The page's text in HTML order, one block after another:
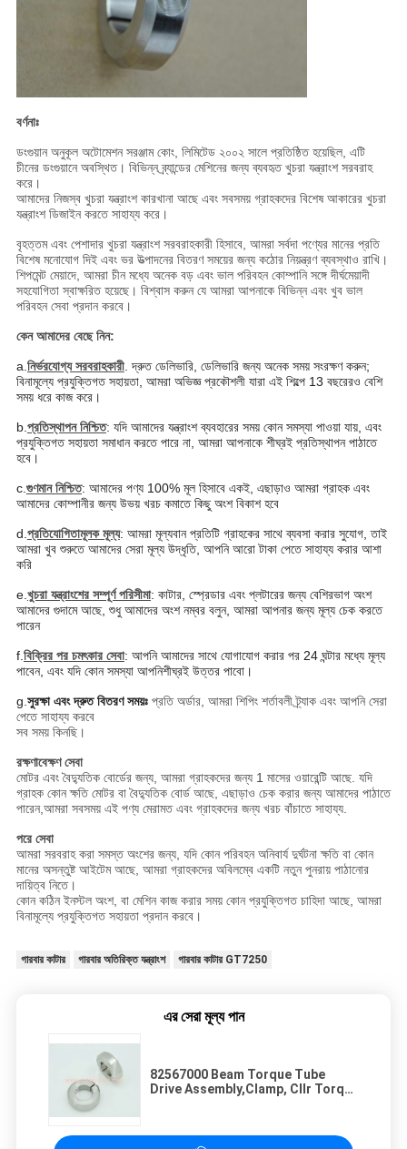
বর্ণনাঃ
ডংগুয়ান অনুকূল অটোমেশন সরঞ্জাম কোং, লিমিটেড ২০০২ সালে প্রতিষ্ঠিত হয়েছিল, এটি
চীনের ডংগুয়ানে অবস্থিত। বিভিন্ন ব্র্যান্ডের মেশিনের জন্য ব্যবহৃত খুচরা যন্ত্রাংশ সরবরাহ
করে।
আমাদের নিজস্ব খুচরা যন্ত্রাংশ কারখানা আছে এবং সবসময় গ্রাহকদের বিশেষ আকারের খুচরা
যন্ত্রাংশ ডিজাইন করতে সাহায্য করে।
বৃহত্তম এবং পেশাদার খুচরা যন্ত্রাংশ সরবরাহকারী হিসাবে, আমরা সর্বদা পণ্যের মানের প্রতি
বিশেষ মনোযোগ দিই এবং ভর উত্পাদনের বিতরণ সময়ের জন্য কঠোর নিয়ন্ত্রণ ব্যবস্থাও রাখি।
শিপমেন্ট মেয়াদে, আমরা চীন মধ্যে অনেক বড় এবং ভাল পরিবহন কোম্পানি সঙ্গে দীর্ঘমেয়াদী
সহযোগিতা স্বাক্ষরিত হয়েছে। বিশ্বাস করুন যে আমরা আপনাকে বিভিন্ন এবং খুব ভাল
পরিবহন সেবা প্রদান করবে।
কেন আমাদের বেছে নিন:
a. নির্ভরযোগ্য সরবরাহকারী. দ্রুত ডেলিভারি, ডেলিভারি জন্য অনেক সময় সংরক্ষণ করুন;
বিনামূল্যে প্রযুক্তিগত সহায়তা, আমরা অভিজ্ঞ প্রকৌশলী যারা এই শিল্পে 13 বছরেরও বেশি
সময় ধরে কাজ করে।
b. প্রতিস্থাপন নিশ্চিত: যদি আমাদের যন্ত্রাংশ ব্যবহারের সময় কোন সমস্যা পাওয়া যায়, এবং
প্রযুক্তিগত সহায়তা সমাধান করতে পারে না, আমরা আপনাকে শীঘ্রই প্রতিস্থাপন পাঠাতে
হবে।
c. গুণমান নিশ্চিত: আমাদের পণ্য 100% মূল হিসাবে একই, এছাড়াও আমরা গ্রাহক এবং
আমাদের কোম্পানীর জন্য উভয় খরচ কমাতে কিছু অংশ বিকাশ হবে
d. প্রতিযোগিতামূলক মূল্য: আমরা মূল্যবান প্রতিটি গ্রাহকের সাথে ব্যবসা করার সুযোগ, তাই
আমরা খুব শুরুতে আমাদের সেরা মূল্য উদ্ধৃতি, আপনি আরো টাকা পেতে সাহায্য করার আশা
করি
e. খুচরা যন্ত্রাংশের সম্পূর্ণ পরিসীমা: কাটার, স্প্রেডার এবং প্লটারের জন্য বেশিরভাগ অংশ
আমাদের গুদামে আছে, শুধু আমাদের অংশ নম্বর বলুন, আমরা আপনার জন্য মূল্য চেক করতে
পারেন
f. বিক্রির পর চমৎকার সেবা: আপনি আমাদের সাথে যোগাযোগ করার পর 24 ঘন্টার মধ্যে মূল্য
পাবেন, এবং যদি কোন সমস্যা আপনিশীঘ্রই উত্তর পাবো।
g. সুরক্ষা এবং দ্রুত বিতরণ সময়ঃ প্রতি অর্ডার, আমরা শিপিং শর্তাবলী ট্র্যাক এবং আপনি সেরা
পেতে সাহায্য করবে
সব সময় কিনছি।
রক্ষণাবেক্ষণ সেবা
মোটর এবং বৈদ্যুতিক বোর্ডের জন্য, আমরা গ্রাহকদের জন্য 1 মাসের ওয়ারেন্টি আছে. যদি
গ্রাহক কোন ক্ষতি মোটর বা বৈদ্যুতিক বোর্ড আছে, এছাড়াও চেক করার জন্য আমাদের পাঠাতে
পারেন,আমরা সবসময় এই পণ্য মেরামত এবং গ্রাহকদের জন্য খরচ বাঁচাতে সাহায্য.
পরে সেবা
আমরা সরবরাহ করা সমস্ত অংশের জন্য, যদি কোন পরিবহন অনিবার্য দুর্ঘটনা ক্ষতি বা কোন
মানের অসন্তুষ্ট আইটেম আছে, আমরা গ্রাহকদের অবিলম্বে একটি নতুন পুনরায় পাঠানোর
দায়িত্ব নিতে।
কোন কঠিন ইনস্টল অংশ, বা মেশিন কাজ করার সময় কোন প্রযুক্তিগত চাহিদা আছে, আমরা
বিনামূল্যে প্রযুক্তিগত সহায়তা প্রদান করবে।
গারবার কাটার গারবার অতিরিক্ত যন্ত্রাংশ গারবার কাটার GT7250
এর সেরা মূল্য পান
82567000 Beam Torque Tube
Drive Assembly,Clamp, Cllr Torque
ড্রাইভ